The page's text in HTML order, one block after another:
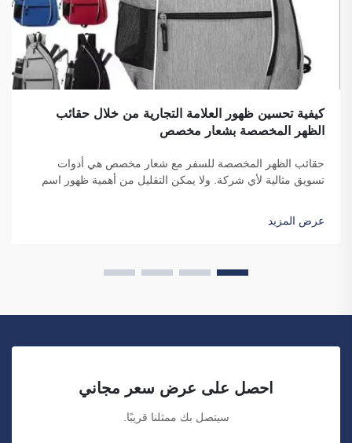
كيفية تحسين ظهور العلامة التجارية من خلال حقائب
الظهر المخصصة بشعار مخصص
حقائب الظهر المخصصة للسفر مع شعار مخصص هي أدوات
تسويق مثالية لأي شركة. ولا يمكن التقليل من أهمية ظهور اسم
الشخص حقيبتك على ظهره...
عرض المزيد
احصل على عرض سعر مجاني
سيتصل بك ممثلنا قريبًا.